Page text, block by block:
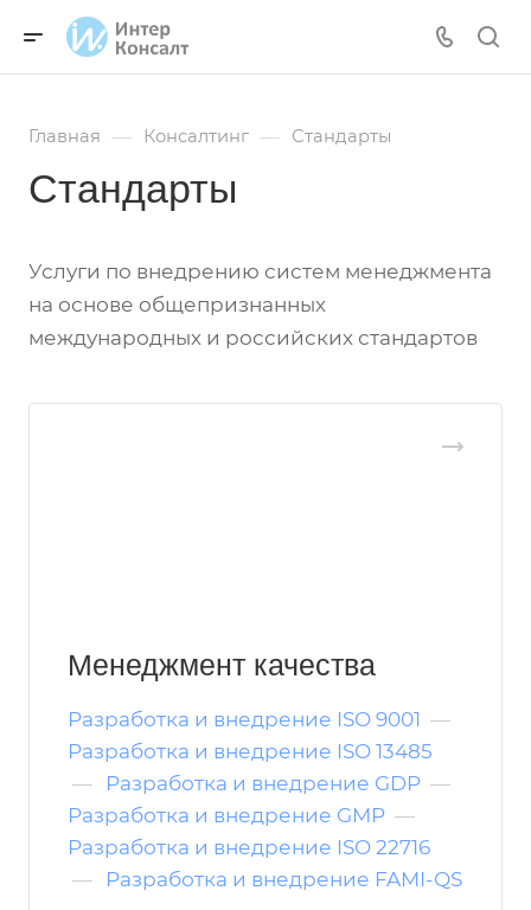
Главная — Консалтинг — Стандарты
Стандарты
Услуги по внедрению систем менеджмента
на основе общепризнанных
международных и российских стандартов
Менеджмент качества
Разработка и внедрение ISO 9001 —
Разработка и внедрение ISO 13485
—
Разработка и внедрение GDP —
Разработка и внедрение GMP —
Разработка и внедрение ISO 22716
—
Разработка и внедрение FAMI-QS